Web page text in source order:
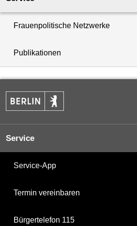
Frauenpolitische Netzwerke
Publikationen
Service
Service-App
Termin vereinbaren
Bürgertelefon 115